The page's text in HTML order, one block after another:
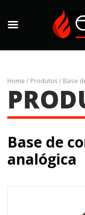
Home / Produtos / Base
Base de
analógica